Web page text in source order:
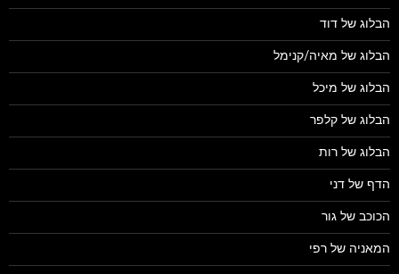
הבלוג של דוד
הבלוג של מאיה/קנימל
הבלוג של מיכל
הבלוג של קלפר
הבלוג של רות
הדף של דני
הכוכב של גור
המאניה של רפי